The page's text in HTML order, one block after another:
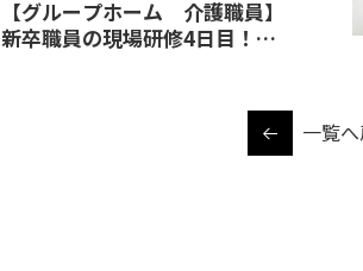
【グループホーム 介護職員】
新卒職員の現場研修4日目！利
一覧